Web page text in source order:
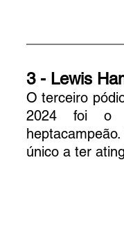
3 - Lewis
O terceiro
2024 foi o
único a ter